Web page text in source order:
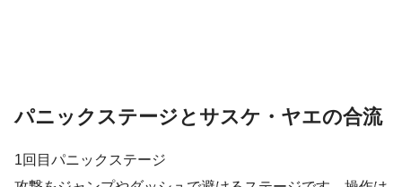
パニックステージとサスケ・ヤエの合流
1回目パニックステージ